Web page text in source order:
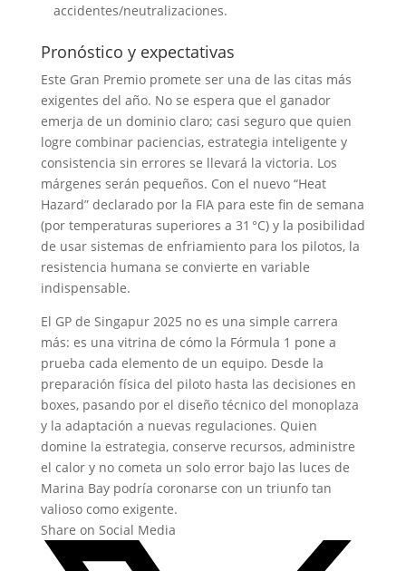
accidentes/neutralizaciones.
Pronóstico y expectativas
Este Gran Premio promete ser una de las citas más
exigentes del año. No se espera que el ganador
emerja de un dominio claro; casi seguro que quien
logre combinar paciencias, estrategia inteligente y
consistencia sin errores se llevará la victoria. Los
márgenes serán pequeños. Con el nuevo “Heat
Hazard” declarado por la FIA para este fin de semana
(por temperaturas superiores a 31 °C) y la posibilidad
de usar sistemas de enfriamiento para los pilotos, la
resistencia humana se convierte en variable
indispensable.
El GP de Singapur 2025 no es una simple carrera
más: es una vitrina de cómo la Fórmula 1 pone a
prueba cada elemento de un equipo. Desde la
preparación física del piloto hasta las decisiones en
boxes, pasando por el diseño técnico del monoplaza
y la adaptación a nuevas regulaciones. Quien
domine la estrategia, conserve recursos, administre
el calor y no cometa un solo error bajo las luces de
Marina Bay podría coronarse con un triunfo tan
valioso como exigente.
Share on Social Media